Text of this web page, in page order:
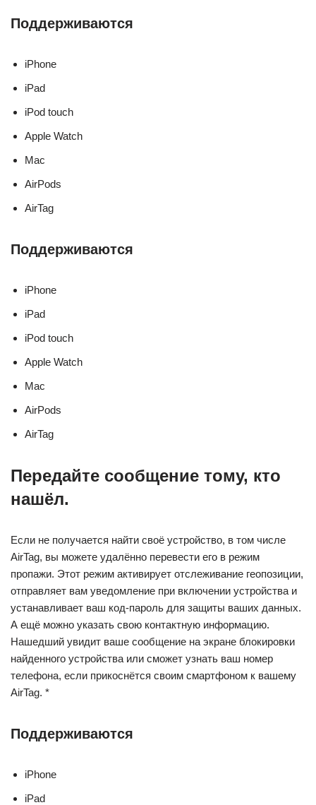
Поддерживаются
iPhone
iPad
iPod touch
Apple Watch
Mac
AirPods
AirTag
Поддерживаются
iPhone
iPad
iPod touch
Apple Watch
Mac
AirPods
AirTag
Передайте сообщение тому, кто
нашёл.
Если не получается найти своё устройство, в том числе
AirTag, вы можете удалённо перевести его в режим
пропажи. Этот режим активирует отслеживание геопозиции,
отправляет вам уведомление при включении устройства и
устанавливает ваш код- пароль для защиты ваших данных.
А ещё можно указать свою контактную информацию.
Нашедший увидит ваше сообщение на экране блокировки
найденного устройства или сможет узнать ваш номер
телефона, если прикоснётся своим смартфоном к вашему
AirTag. *
Поддерживаются
iPhone
iPad